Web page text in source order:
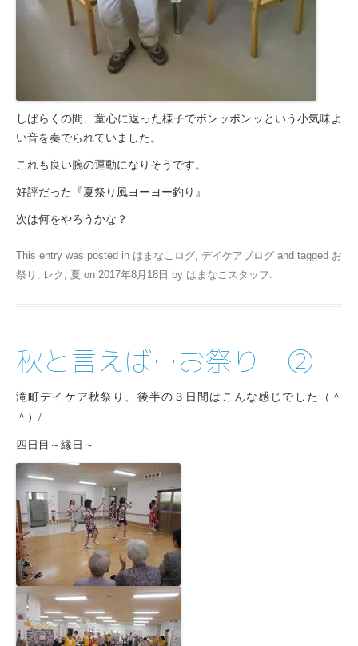
しばらくの間、童心に返った様子でボンッボンッという小気味よ
い音を奏でられていました。
これも良い腕の運動になりそうです。
好評だった『夏祭り風ヨーヨー釣り』
次は何をやろうかな？
This entry was posted in はまなこログ, デイケアブログ and tagged お
祭り , レク , 夏 on 2017年8月18日 by はまなこスタッフ.
秋と言えば…お祭り ②
滝町デイケア秋祭り、後半の３日間はこんな感じでした（＾
＾）/
四日目～縁日～